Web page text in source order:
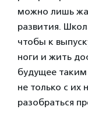
можно лишь
развития.
чтобы к
ноги и жить
будущее
не только с
разобраться